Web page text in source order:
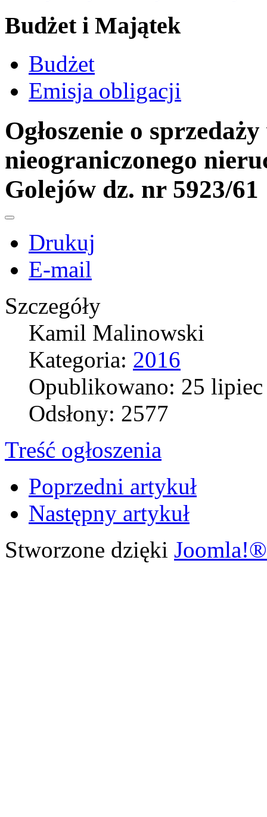
Budżet i Majątek
Budżet
Emisja obligacji
Ogłoszenie o
nieograniczonego
Golejów dz. nr 5923/61
Drukuj
E-mail
Szczegóły
Kamil Malinowski
Kategoria: 2016
Opublikowano: 25
Odsłony: 2577
Treść ogłoszenia
Poprzedni artykuł
Następny artykuł
Stworzone dzięki Joomla!®